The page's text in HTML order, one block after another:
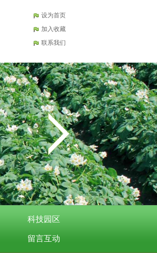
设为首页
加入收藏
联系我们
科技园区
留言互动